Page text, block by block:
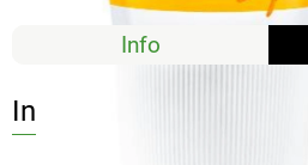
Info
Info